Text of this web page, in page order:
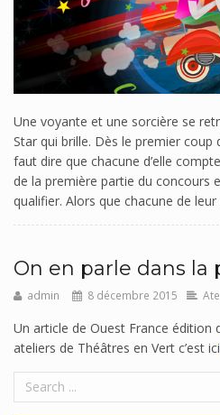
Une voyante et une sorcière se
Star qui brille. Dès le premier coup
faut dire que chacune d’elle
de la première partie du concours
qualifier. Alors que chacune de
On en parle dans la
admin 8 décembre 2015
Un article de Ouest France édition
ateliers de Théâtres en Vert c’est ici